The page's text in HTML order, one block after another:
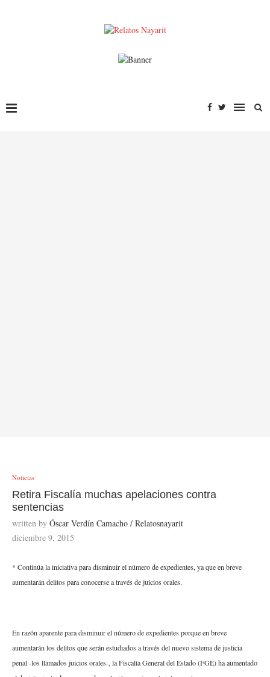
Noticias
Retira Fiscalía muchas apelaciones contra
sentencias
written by Óscar Verdín Camacho / Relatosnayarit
diciembre 9, 2015
* Continúa la iniciativa para disminuir el número de expedientes, ya que en breve
aumentarán delitos para conocerse a través de juicios orales.
En razón aparente para disminuir el número de expedientes porque en breve
aumentarán los delitos que serán estudiados a través del nuevo sistema de justicia
penal -los llamados juicios orales-, la Fiscalía General del Estado (FGE) ha aumentado